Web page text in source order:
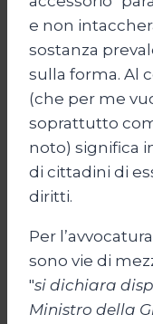
e non
sostanza
sulla forma. Al
(che per me
soprattutto
noto) significa
di cittadini di
diritti.
Per
sono vie di
"si dichiara
Ministro della